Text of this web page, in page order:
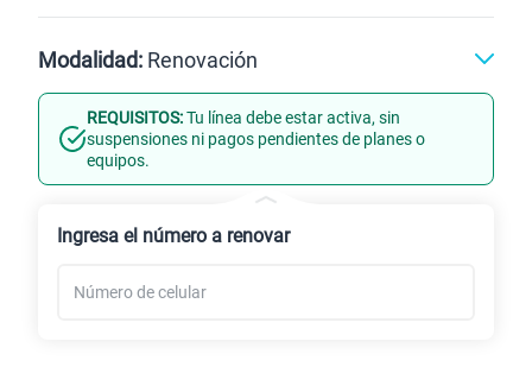
512GB
Modalidad: Renovación
Línea Nueva Portabilidad
REQUISITOS:Tu línea debe estar activa, sin
suspensiones ni pagos pendientes de planes o
equipos.
Ingresa el número a renovar